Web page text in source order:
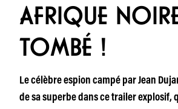
AFRIQUE
TOMBÉ !
Le célèbre espion campé par Jean
de sa superbe dans ce trailer explosif,